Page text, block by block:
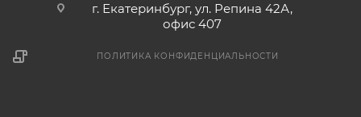
г. Екатеринбург, ул. Репина 42А,
офис 407
ПОЛИТИКА КОНФИДЕНЦИАЛЬНОСТИ